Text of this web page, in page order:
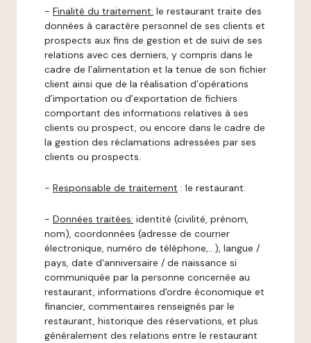
- Finalité du traitement: le restaurant traite des
données à caractère personnel de ses clients et
prospects aux fins de gestion et de suivi de ses
relations avec ces derniers, y compris dans le
cadre de l’alimentation et la tenue de son fichier
client ainsi que de la réalisation d’opérations
d’importation ou d’exportation de fichiers
comportant des informations relatives à ses
clients ou prospect, ou encore dans le cadre de
la gestion des réclamations adressées par ses
clients ou prospects.
- Responsable de traitement : le restaurant.
- Données traitées: identité (civilité, prénom,
nom), coordonnées (adresse de courrier
électronique, numéro de téléphone,…), langue /
pays, date d'anniversaire / de naissance si
communiquée par la personne concernée au
restaurant, informations d'ordre économique et
financier, commentaires renseignés par le
restaurant, historique des réservations, et plus
généralement des relations entre le restaurant